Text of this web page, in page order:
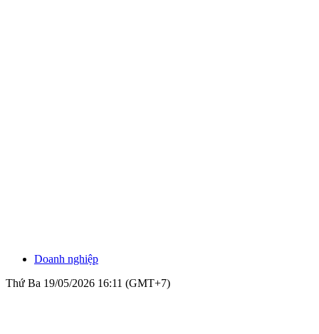
Doanh nghiệp
Thứ Ba 19/05/2026 16:11 (GMT+7)